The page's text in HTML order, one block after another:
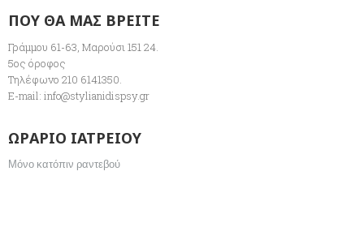
ΠΟΥ ΘΑ ΜΑΣ ΒΡΕΙΤΕ
Γράμμου 61-63, Μαρούσι 151 24.
5ος όροφος
Τηλέφωνο 210 6141350.
E-mail: info@stylianidispsy.gr
ΩΡΑΡΙΟ ΙΑΤΡΕΙΟΥ
Μόνο κατόπιν ραντεβού